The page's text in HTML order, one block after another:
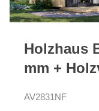
Holzhaus
mm +
AV2831NF